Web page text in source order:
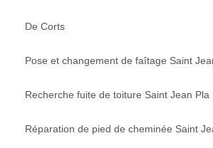
De Corts
Pose et changement de faîtage Saint
Recherche fuite de toiture Saint Jean Pla
Réparation de pied de cheminée Saint